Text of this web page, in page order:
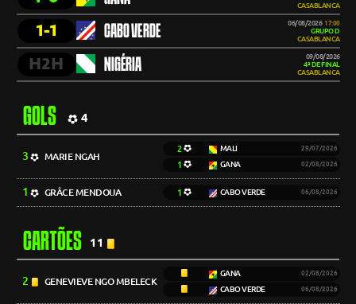
CASABLANCA
1-1 CABO VERDE 06/08/2026 17:00
GRUPO D
CASABLANCA
H2H NIGÉRIA
09/08/2026
4ª DE FINAL
CASABLANCA
GOLS 4
3 MARIE NGAH
2 MALI 29/07/2026
1 GANA 02/08/2026
1 GRÂCE MENDOUA 1 CABO VERDE 06/08/2026
CARTÕES 11
2 GENEVIEVE NGO MBELECK
GANA 02/08/2026
CABO VERDE 06/08/2026